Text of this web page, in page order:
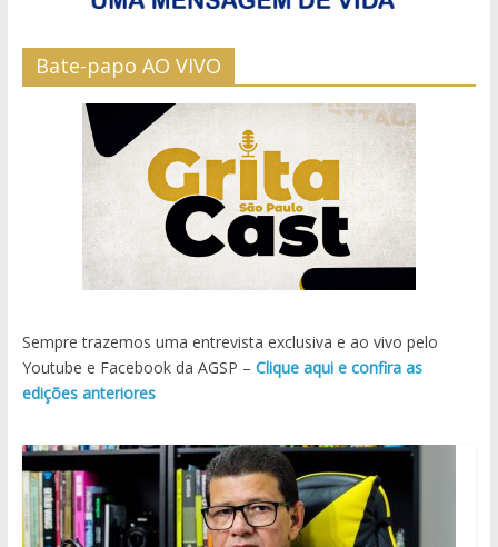
Bate-papo AO VIVO
Sempre trazemos uma entrevista exclusiva e ao vivo pelo
Youtube e Facebook da AGSP – Clique aqui e confira as
edições anteriores